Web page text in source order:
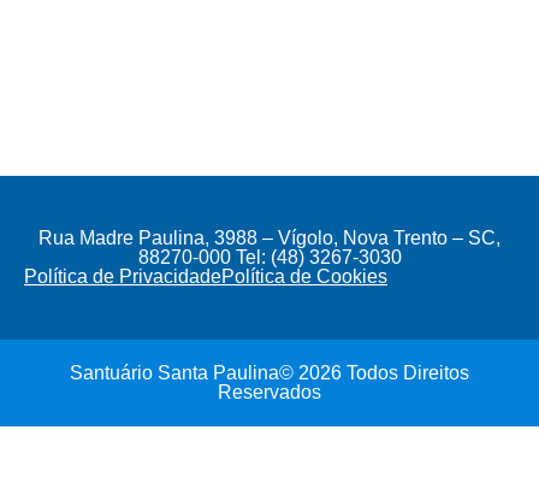
Rua Madre Paulina, 3988 – Vígolo, Nova Trento – SC,
88270-000 Tel: (48) 3267-3030
Política de PrivacidadePolítica de Cookies
Santuário Santa Paulina© 2026 Todos Direitos
Reservados